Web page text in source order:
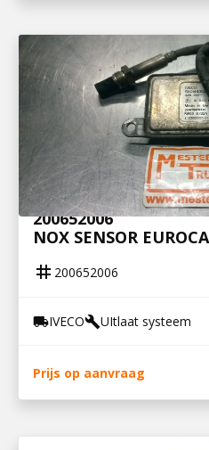
200652006
NOX SENSOR
tag 200652006
local_shippingIVECObuildUItlaat systeem
Prijs op aanvraag